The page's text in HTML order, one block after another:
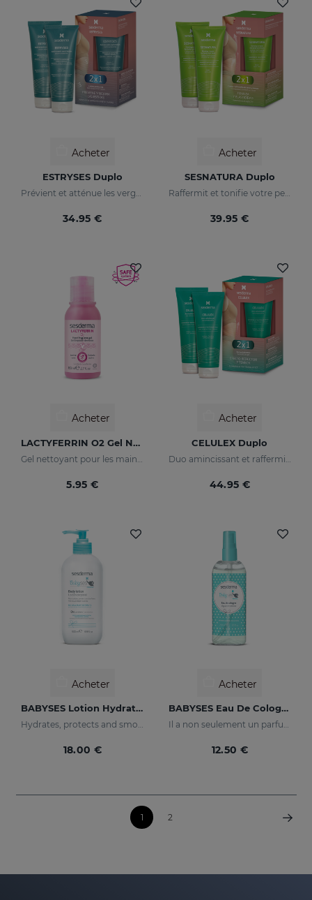
Acheter
ESTRYSES Duplo
Prévient et atténue les vergetures
34.95 €
Acheter
SESNATURA Duplo
Raffermit et tonifie votre peau
39.95 €
Acheter
LACTYFERRIN O2 Gel Nettoyant Pour Les Mains 80ml
5.95 €
Acheter
CELULEX Duplo
44.95 €
Acheter
BABYSES Lotion Hydratante
Hydrates, protects and smooths skin.
18.00 €
Acheter
BABYSES Eau De Cologne
Il a non seulement un parfum propre, mais contient également des notes florales : fleur d'oranger et jasmin avec une base de musc blanc.
12.50 €
1 2